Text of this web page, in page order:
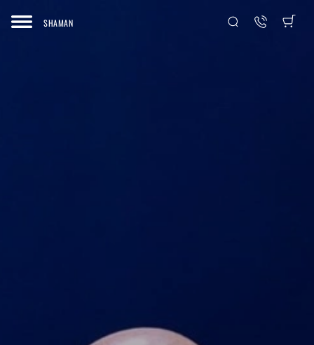
SHAMAN